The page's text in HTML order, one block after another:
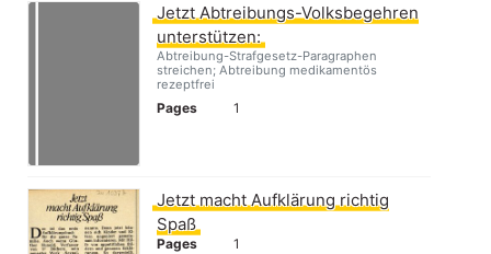
Jetzt Abtreibungs-Volksbegehren
unterstützen:
Abtreibung-Strafgesetz-Paragraphen
streichen; Abtreibung medikamentös
rezeptfrei
Pages 1
Jetzt macht Aufklärung richtig
Spaß
Pages 1